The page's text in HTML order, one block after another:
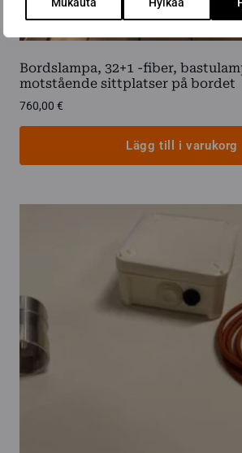
Bordslampa, 32+1 -fiber,
motstående sittplatser på bordet
760,00 €
Lägg till i varukorg